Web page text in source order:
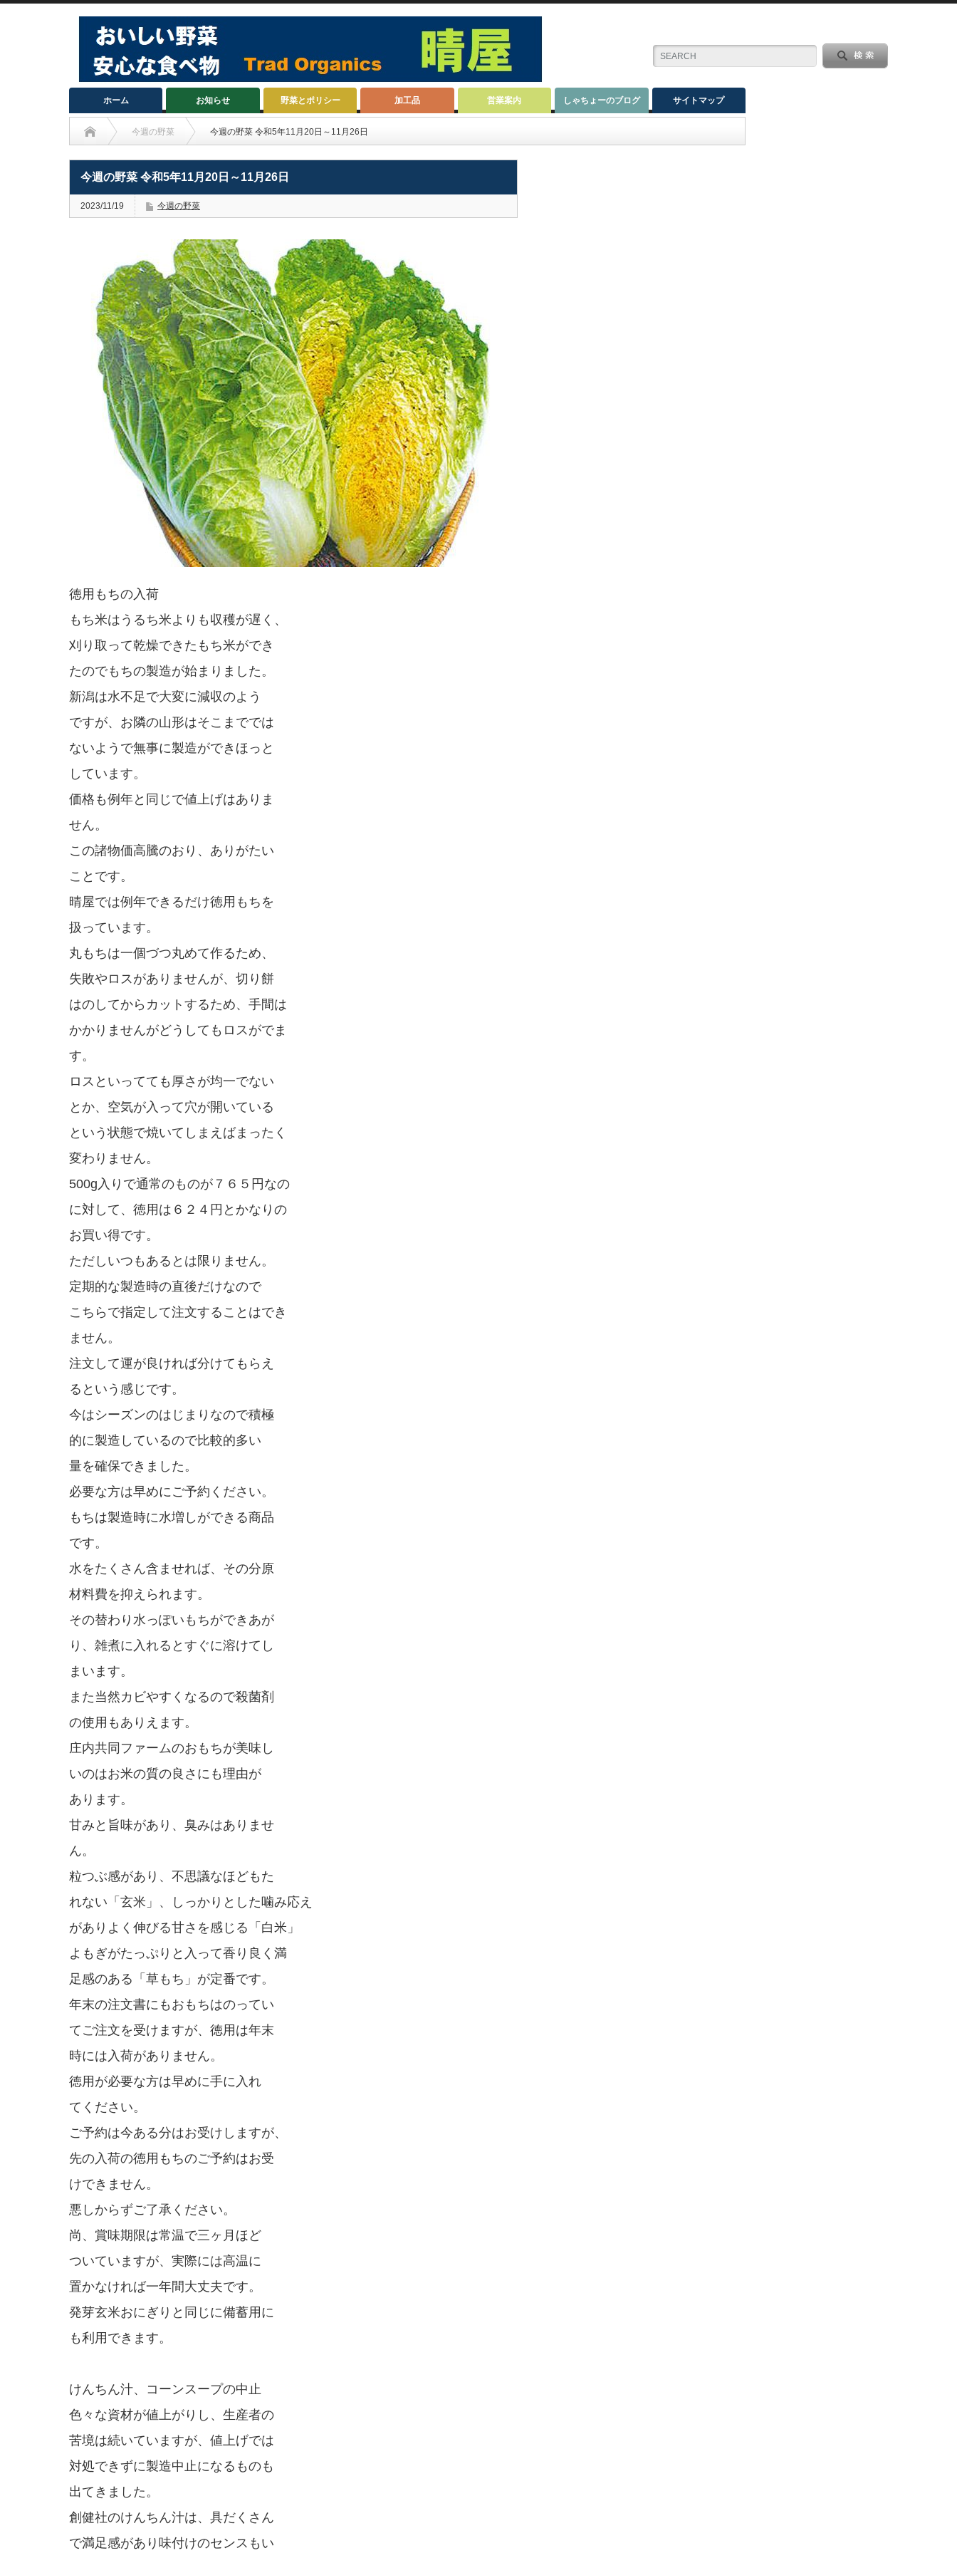
ホーム お知らせ 野菜とポリシー 加工品 営業案内 しゃちょーのブログ サイトマップ
今週の野菜 今週の野菜 令和5年11月20日～11月26日
今週の野菜 令和5年11月20日～11月26日
2023/11/19 今週の野菜
徳用もちの入荷
もち米はうるち米よりも収穫が遅く、
刈り取って乾燥できたもち米ができ
たのでもちの製造が始まりました。
新潟は水不足で大変に減収のよう
ですが、お隣の山形はそこまででは
ないようで無事に製造ができほっと
しています。
価格も例年と同じで値上げはありま
せん。
この諸物価高騰のおり、ありがたい
ことです。
晴屋では例年できるだけ徳用もちを
扱っています。
丸もちは一個づつ丸めて作るため、
失敗やロスがありませんが、切り餅
はのしてからカットするため、手間は
かかりませんがどうしてもロスがでま
す。
ロスといってても厚さが均一でない
とか、空気が入って穴が開いている
という状態で焼いてしまえばまったく
変わりません。
500g入りで通常のものが７６５円なの
に対して、徳用は６２４円とかなりの
お買い得です。
ただしいつもあるとは限りません。
定期的な製造時の直後だけなので
こちらで指定して注文することはでき
ません。
注文して運が良ければ分けてもらえ
るという感じです。
今はシーズンのはじまりなので積極
的に製造しているので比較的多い
量を確保できました。
必要な方は早めにご予約ください。
もちは製造時に水増しができる商品
です。
水をたくさん含ませれば、その分原
材料費を抑えられます。
その替わり水っぽいもちができあが
り、雑煮に入れるとすぐに溶けてし
まいます。
また当然カビやすくなるので殺菌剤
の使用もありえます。
庄内共同ファームのおもちが美味し
いのはお米の質の良さにも理由が
あります。
甘みと旨味があり、臭みはありませ
ん。
粒つぶ感があり、不思議なほどもた
れない「玄米」、しっかりとした噛み応え
がありよく伸びる甘さを感じる「白米」
よもぎがたっぷりと入って香り良く満
足感のある「草もち」が定番です。
年末の注文書にもおもちはのってい
てご注文を受けますが、徳用は年末
時には入荷がありません。
徳用が必要な方は早めに手に入れ
てください。
ご予約は今ある分はお受けしますが、
先の入荷の徳用もちのご予約はお受
けできません。
悪しからずご了承ください。
尚、賞味期限は常温で三ヶ月ほど
ついていますが、実際には高温に
置かなければ一年間大丈夫です。
発芽玄米おにぎりと同じに備蓄用に
も利用できます。
けんちん汁、コーンスープの中止
色々な資材が値上がりし、生産者の
苦境は続いていますが、値上げでは
対処できずに製造中止になるものも
出てきました。
創健社のけんちん汁は、具だくさん
で満足感があり味付けのセンスもい